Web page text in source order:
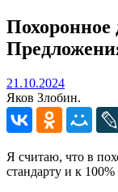
Похоронное
21.10.202421.10.2024
Яков Злобин.
Я считаю, что в
стандарту и к